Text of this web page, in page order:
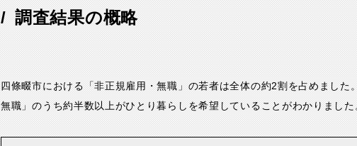
調査結果の概略
四條畷市における「非正規雇用・無職」の若者は全体の約2割を占めました
無職」のうち約半数以上がひとり暮らしを希望していることがわかりました